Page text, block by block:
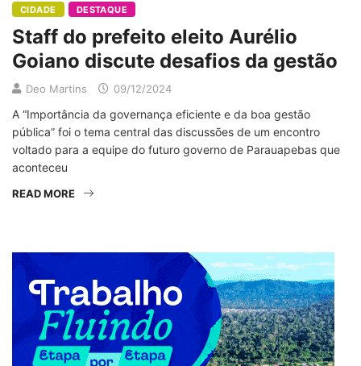
CIDADE DESTAQUE
Staff do prefeito eleito Aurélio
Goiano discute desafios da gestão
Deo Martins 09/12/2024
A “Importância da governança eficiente e da boa gestão
pública” foi o tema central das discussões de um encontro
voltado para a equipe do futuro governo de Parauapebas que
aconteceu
READ MORE